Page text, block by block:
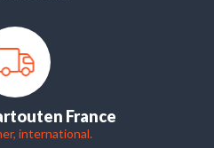
en France
international.